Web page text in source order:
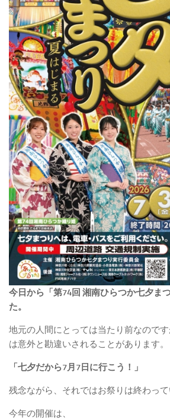
今日から「第74回 湘南ひらつか七夕ま
た。
地元の人間にとっては当たり前なので
は意外と勘違いされることがあります。
「七夕だから7月7日に行こう！」
残念ながら、それではお祭りは終わって
今年の開催は、